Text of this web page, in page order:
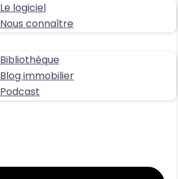
Le logiciel
Nous connaître
Bibliothèque
Blog immobilier
Podcast